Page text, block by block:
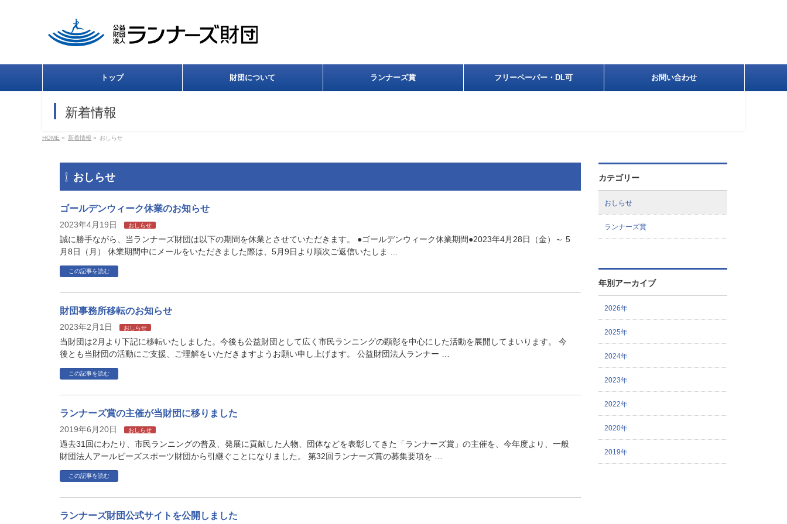
トップ 財団について ランナーズ賞 フリーペーパー・DL可 お問い合わせ
新着情報
HOME » 新着情報 » おしらせ
おしらせ
ゴールデンウィーク休業のお知らせ
2023年4月19日 おしらせ
誠に勝手ながら、当ランナーズ財団は以下の期間を休業とさせていただきます。 ●ゴールデンウィーク休業期間●2023年4月28日（金）～ 5
月8日（月） 休業期間中にメールをいただきました際は、5月9日より順次ご返信いたしま …
この記事を読む
財団事務所移転のお知らせ
2023年2月1日 おしらせ
当財団は2月より下記に移転いたしました。今後も公益財団として広く市民ランニングの顕彰を中心にした活動を展開してまいります。 今
後とも当財団の活動にご支援、ご理解をいただきますようお願い申し上げます。 公益財団法人ランナー …
この記事を読む
ランナーズ賞の主催が当財団に移りました
2019年6月20日 おしらせ
過去31回にわたり、市民ランニングの普及、発展に貢献した人物、団体などを表彰してきた「ランナーズ賞」の主催を、今年度より、一般
財団法人アールビーズスポーツ財団から引継ぐことになりました。 第32回ランナーズ賞の募集要項を …
この記事を読む
ランナーズ財団公式サイトを公開しました
カテゴリー
おしらせ
ランナーズ賞
年別アーカイブ
2026年
2025年
2024年
2023年
2022年
2020年
2019年